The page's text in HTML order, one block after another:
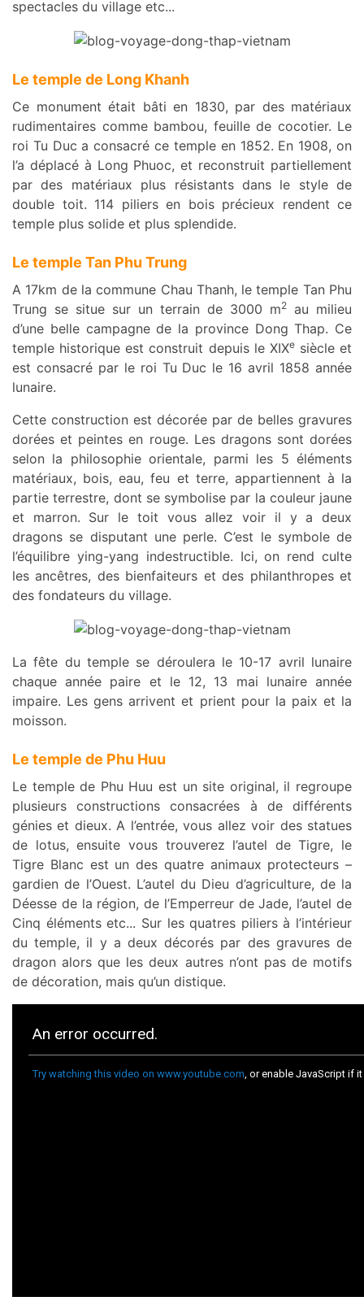
spectacles du village etc...
Le temple de Long Khanh
Ce monument était bâti en 1830, par des matériaux
rudimentaires comme bambou, feuille de cocotier. Le
roi Tu Duc a consacré ce temple en 1852. En 1908, on
l’a déplacé à Long Phuoc, et reconstruit partiellement
par des matériaux plus résistants dans le style de
double toit. 114 piliers en bois précieux rendent ce
temple plus solide et plus splendide.
Le temple Tan Phu Trung
A 17km de la commune Chau Thanh, le temple Tan Phu
Trung se situe sur un terrain de 3000 m2 au milieu
d’une belle campagne de la province Dong Thap. Ce
temple historique est construit depuis le XIXesiècle et
est consacré par le roi Tu Duc le 16 avril 1858 année
lunaire.
Cette construction est décorée par de belles gravures
dorées et peintes en rouge. Les dragons sont dorées
selon la philosophie orientale, parmi les 5 éléments
matériaux, bois, eau, feu et terre, appartiennent à la
partie terrestre, dont se symbolise par la couleur jaune
et marron. Sur le toit vous allez voir il y a deux
dragons se disputant une perle. C’est le symbole de
l’équilibre ying-yang indestructible. Ici, on rend culte
les ancêtres, des bienfaiteurs et des philanthropes et
des fondateurs du village.
La fête du temple se déroulera le 10-17 avril lunaire
chaque année paire et le 12, 13 mai lunaire année
impaire. Les gens arrivent et prient pour la paix et la
moisson.
Le temple de Phu Huu
Le temple de Phu Huu est un site original, il regroupe
plusieurs constructions consacrées à de différents
génies et dieux. A l’entrée, vous allez voir des statues
de lotus, ensuite vous trouverez l’autel de Tigre, le
Tigre Blanc est un des quatre animaux protecteurs –
gardien de l’Ouest. L’autel du Dieu d’agriculture, de la
Déesse de la région, de l’Emperreur de Jade, l’autel de
Cinq éléments etc... Sur les quatres piliers à l’intérieur
du temple, il y a deux décorés par des gravures de
dragon alors que les deux autres n’ont pas de motifs
de décoration, mais qu’un distique.